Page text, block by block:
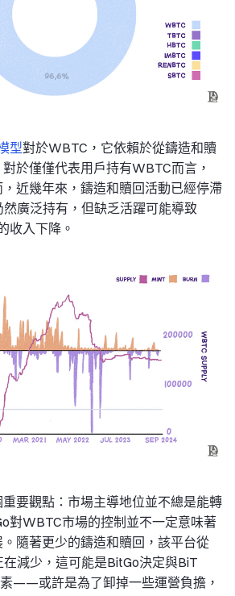
型對於WBTC，它依賴於從鑄造和贖
於僅僅代表用戶持有WBTC而言，
近幾年來，鑄造和贖回活動已經停滯
廣泛持有，但缺乏活躍可能導致
收入下降。
要觀點：市場主導地位並不總是能轉
對WBTC市場的控制並不一定意味著
隨著更少的鑄造和贖回，該平台從
減少，這可能是BitGo決定與BiT
——或許是為了卸掉一些運營負擔，